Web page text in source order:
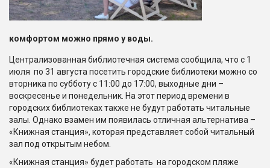
комфортом можно прямо у воды.
Централизованная библиотечная система сообщила, что с 1
июля по 31 августа посетить городские библиотеки можно со
вторника по субботу с 11:00 до 17:00, выходные дни –
воскресенье и понедельник. На этот период времени в
городских библиотеках также не будут работать читальные
залы. Однако взамен им появилась отличная альтернатива –
«Книжная станция», которая представляет собой читальный
зал под открытым небом.
«Книжная станция» будет работать на городском пляже